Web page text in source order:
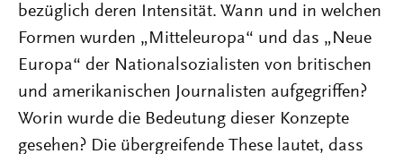
bezüglich deren Intensität. Wann und in welchen
Formen wurden „Mitteleuropa“ und das „Neue
Europa“ der Nationalsozialisten von britischen
und amerikanischen Journalisten aufgegriffen?
Worin wurde die Bedeutung dieser Konzepte
gesehen? Die übergreifende These lautet, dass